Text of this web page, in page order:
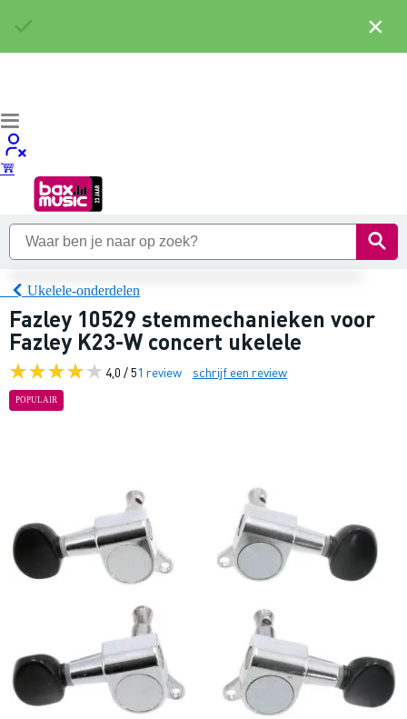
Ukelele-onderdelen
Fazley 10529 stemmechanieken voor
Fazley K23-W concert ukelele
4,0 / 51 review schrijf een review
POPULAIR
×